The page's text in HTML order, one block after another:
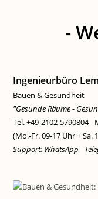
-
Ingenieurbüro
Bauen & Gesundheit
"Gesunde Räume -
Tel. +49-2102-5790804 -
(Mo.-Fr. 09-17 Uhr + Sa.
Support: WhatsApp -